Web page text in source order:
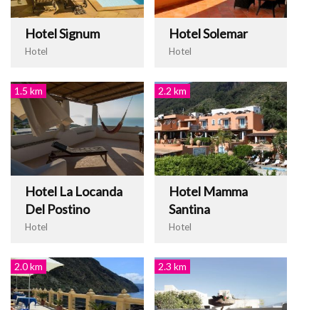
Hotel Signum
Hotel
Hotel Solemar
Hotel
1.5 km
Hotel La Locanda
Del Postino
Hotel
2.2 km
Hotel Mamma
Santina
Hotel
2.0 km 2.3 km